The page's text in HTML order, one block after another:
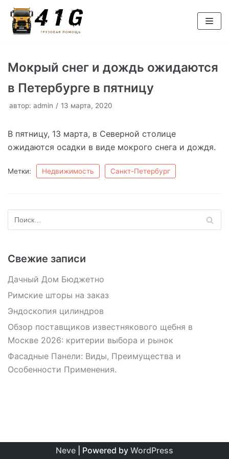
Перейти
к
Мокрый снег и дождь ожидаются
в Петербурге в пятницу
автор: admin 13 марта, 2020
В пятницу, 13 марта, в Северной столице
ожидаются осадки в виде мокрого снега и дождя.
Метки: Недвижимость Санкт-Петербург
Свежие записи
Дачный Дом Бюджетно
Римские шторы на заказ
Эндоскопия цилиндров
Обзор поставщиков известнякового щебня в
Москве 2026: критерии выбора и рынок
Фасадные Панели: Виды, Преимущества и
Особенности Применения.
Neve | Powered by WordPress